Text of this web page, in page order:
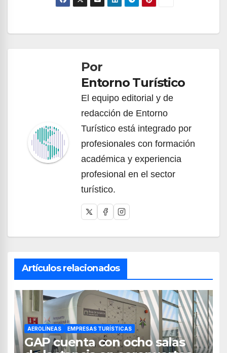
Navegación
entradasPor
Entorno Turístico
El equipo editorial y de
redacción de Entorno
Turístico está integrado por
profesionales con formación
académica y experiencia
profesional en el sector
turístico.
Artículos relacionados
AEROLÍNEAS EMPRESAS TURÍSTICAS
GAP cuenta con ocho salas